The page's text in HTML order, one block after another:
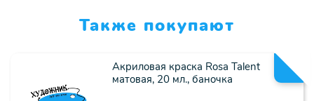
Также покупают
Акриловая краска Rosa Talent
матовая, 20 мл., баночка